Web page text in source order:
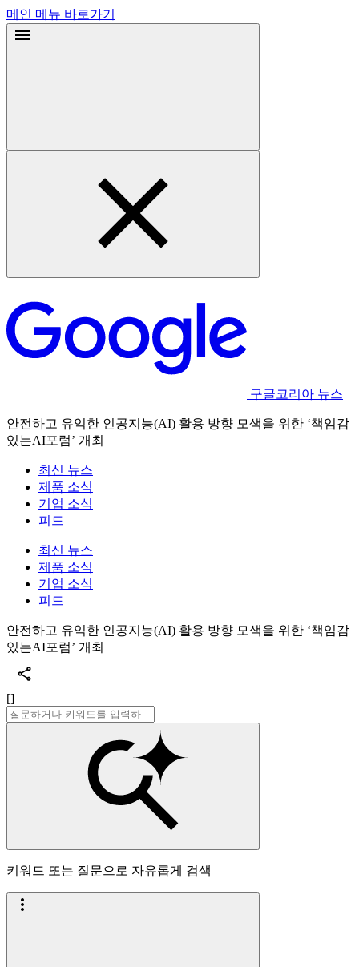
메인 메뉴 바로가기
구글코리아 뉴스
안전하고 유익한 인공지능(AI) 활용 방향 모색을 위한 ‘책임감
있는AI포럼’ 개최
최신 뉴스
제품 소식
기업 소식
피드
최신 뉴스
제품 소식
기업 소식
피드
안전하고 유익한 인공지능(AI) 활용 방향 모색을 위한 ‘책임감
있는AI포럼’ 개최
[]
키워드 또는 질문으로 자유롭게 검색